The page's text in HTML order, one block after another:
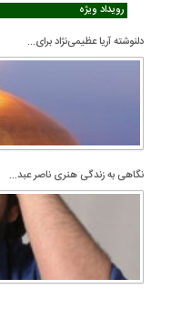
رویداد ویژه
دلنوشته آریا عظیمی‌نژاد برای...
نگاهی به زندگی هنری ناصر عبد...